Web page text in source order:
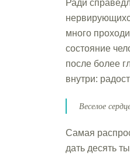
Ради
много
состояние
после более
внутри:
Веселое
Самая
дать десять